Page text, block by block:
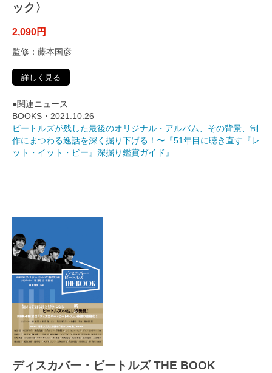
ック〉
2,090円
監修：藤本国彦
詳しく見る
●関連ニュース
BOOKS・2021.10.26
ビートルズが残した最後のオリジナル・アルバム、その背景、制
作にまつわる逸話を深く掘り下げる！〜『51年目に聴き直す『レ
ット・イット・ビー』深掘り鑑賞ガイド』
ディスカバー・ビートルズ THE BOOK